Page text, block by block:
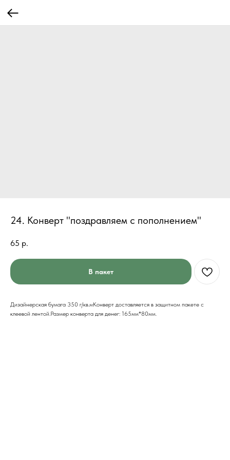
24. Конверт "поздравляем с пополнением"
65 р.
В пакет
Дизайнерская бумага 350 г/кв.мКонверт доставляется в защитном пакете с
клеевой лентой.Размер конверта для денег: 165мм*80мм.